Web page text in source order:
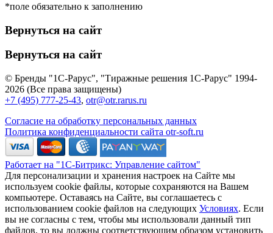
*поле обязательно к заполнению
Вернуться на сайт
Вернуться на сайт
© Бренды "1С-Рарус", "Тиражные решения 1С-Рарус" 1994-
2026 (Все права защищены)
+7 (495) 777-25-43, otr@otr.rarus.ru
Согласие на обработку персональных данных
Политика конфиденциальности сайта otr-soft.ru
Работает на "1С-Битрикс: Управление сайтом"
Для персонализации и хранения настроек на Сайте мы
используем cookie файлы, которые сохраняются на Вашем
компьютере. Оставаясь на Сайте, вы соглашаетесь с
использованием cookie файлов на следующих Условиях. Если
вы не согласны с тем, чтобы мы использовали данный тип
файлов, то вы должны соответствующим образом установить